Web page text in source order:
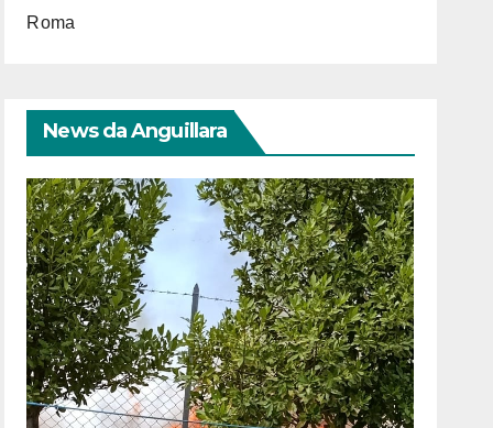
Roma
News da Anguillara